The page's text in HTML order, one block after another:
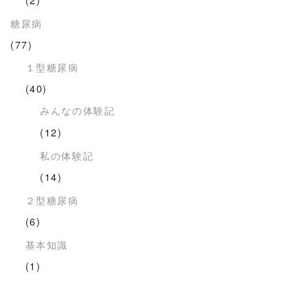
糖尿病
(77)
１型糖尿病
(40)
みんなの体験記
(12)
私の体験記
(14)
２型糖尿病
(6)
基本知識
(1)